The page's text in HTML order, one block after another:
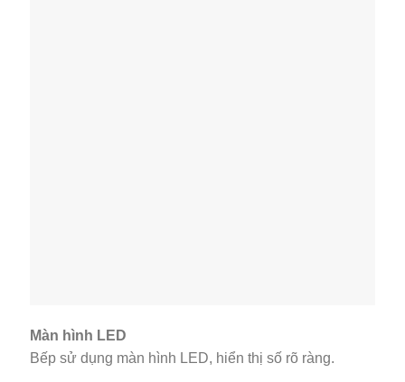
Màn hình LED
Bếp sử dụng màn hình LED, hiển thị số rõ ràng.